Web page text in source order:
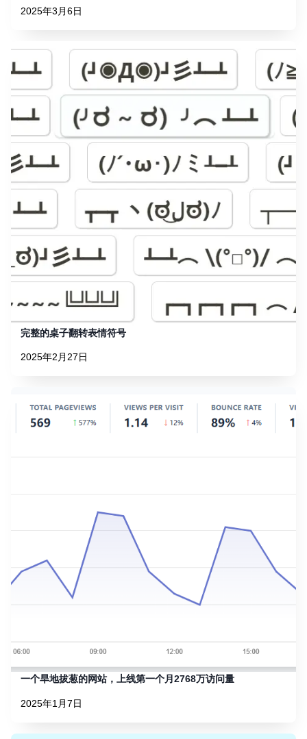
2025年3月6日
完整的桌子翻转表情符号
2025年2月27日
一个旱地拔葱的网站，上线第一个月2768万访问量
2025年1月7日